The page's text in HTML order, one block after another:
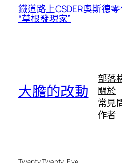
鐵道路上OSDER奧斯德
“草根發現家”
大膽的改動
部落
關於
常見
作者